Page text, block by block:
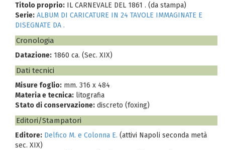
Titolo proprio: IL CARNEVALE DEL 1861 . (da stampa)
Serie: ALBUM DI CARICATURE IN 24 TAVOLE IMMAGINATE E
DISEGNATE DA .
Cronologia
Datazione: 1860 ca. (Sec. XIX)
Dati tecnici
Misure foglio: mm. 316 x 484
Materia e tecnica: litografia
Stato di conservazione: discreto (foxing)
Editori/Stampatori
Editore: Delfico M. e Colonna E. (attivi Napoli seconda metà
sec. XIX)